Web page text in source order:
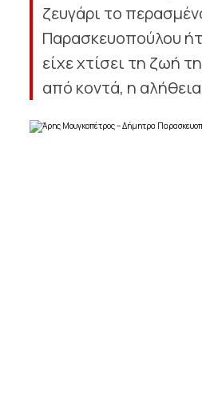
ζευγάρι το
Παρασκευοπούλου
είχε χτίσει τη ζωή
από κοντά, η